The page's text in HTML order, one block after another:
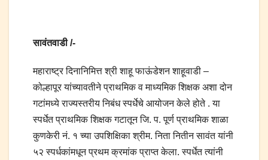
सावंतवाडी /-
महाराष्ट्र दिनानिमित्त श्री शाहू फाऊंडेशन शाहूवाडी –
कोल्हापूर यांच्यावतीने प्राथमिक व माध्यमिक शिक्षक अशा दोन
गटांमध्ये राज्यस्तरीय निबंध स्पर्धेचे आयोजन केले होते . या
स्पर्धेत प्राथमिक शिक्षक गटातून जि. प. पूर्ण प्राथमिक शाळा
कुणकेरी नं. १ च्या उपशिक्षिका श्रीम. निता नितीन सावंत यांनी
५२ स्पर्धकांमधून प्रथम क्रमांक प्राप्त केला. स्पर्धेत त्यांनी